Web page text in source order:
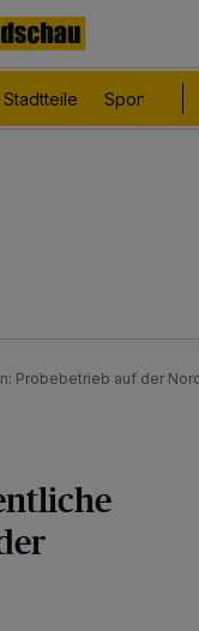
Stadtteile Sport
Probebetrieb auf der